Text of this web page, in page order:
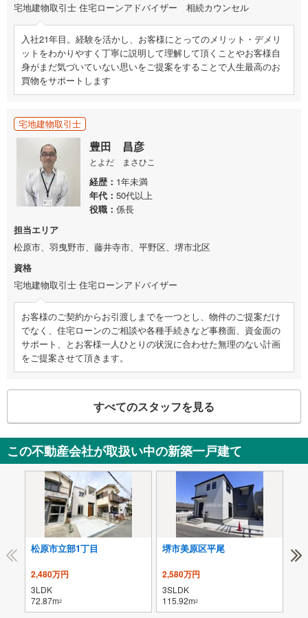
宅地建物取引士 住宅ローンアドバイザー 相続カウンセル
入社21年目。経験を活かし、お客様にとってのメリット・デメリ
ットをわかりやすく丁寧に説明して理解して頂くことやお客様自
身がまだ気づいていない思いをご提案をすることで人生最高のお
買物をサポートします
宅地建物取引士
豊田 昌彦
とよだ まさひこ
経歴
1年未満
年代
50代以上
役職
係長
担当エリア
松原市、羽曳野市、藤井寺市、平野区、堺市北区
資格
宅地建物取引士 住宅ローンアドバイザー
お客様のご契約からお引渡しまでを一つとし、物件のご提案だけ
でなく、住宅ローンのご相談や各種手続きなど事務面、資金面の
サポート、とお客様一人ひとりの状況に合わせた無理のない計画
をご提案させて頂きます。
すべてのスタッフを見る
この不動産会社が取扱い中の新築一戸建て
松原市立部1丁目
2,480万円
3LDK
72.87m2
堺市美原区平尾
2,580万円
3SLDK
115.92m2
松